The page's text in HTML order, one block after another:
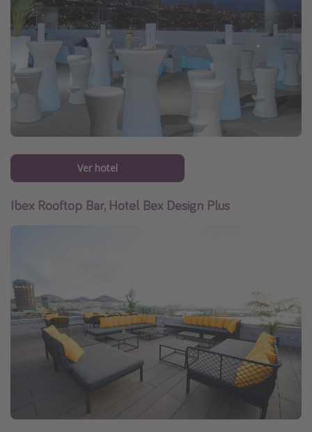
Ver hotel
Ibex Rooftop Bar, Hotel Bex Design Plus